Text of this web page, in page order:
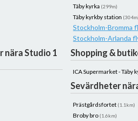
Täby kyrka (299m)
Täby kyrkby station
Stockholm-Bromma
Stockholm-Arlanda
nära Studio 1
Shopping &
ICA Supermarket - Täby
Sevärdheter
Prästgårdsfortet (1.1km)
Broby bro (1.6km)